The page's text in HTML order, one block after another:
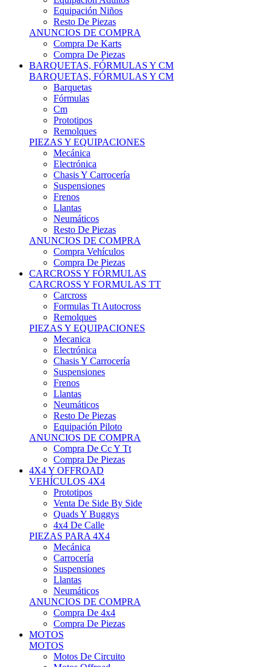
Equipación Niños
Resto De Piezas
ANUNCIOS DE COMPRA
Compra De Karts
Compra De Piezas
BARQUETAS, FÓRMULAS Y CM
BARQUETAS, FÓRMULAS Y CM
Barquetas
Fórmulas
Cm
Prototipos
Remolques
PIEZAS Y EQUIPACIONES
Mecánica
Electrónica
Chasis Y Carrocería
Suspensiones
Frenos
Llantas
Neumáticos
Resto De Piezas
ANUNCIOS DE COMPRA
Compra Vehículos
Compra De Piezas
CARCROSS Y FÓRMULAS
CARCROSS Y FORMULAS TT
Carcross
Formulas Tt Autocross
Remolques
PIEZAS Y EQUIPACIONES
Mecanica
Electrónica
Chasis Y Carrocería
Suspensiones
Frenos
Llantas
Neumáticos
Resto De Piezas
Equipación Piloto
ANUNCIOS DE COMPRA
Compra De Cc Y Tt
Compra De Piezas
4X4 Y OFFROAD
VEHÍCULOS 4X4
Prototipos
Venta De Side By Side
Quads Y Buggys
4x4 De Calle
PIEZAS PARA 4X4
Mecánica
Carrocería
Suspensiones
Llantas
Neumáticos
ANUNCIOS DE COMPRA
Compra De 4x4
Compra De Piezas
MOTOS
MOTOS
Motos De Circuito